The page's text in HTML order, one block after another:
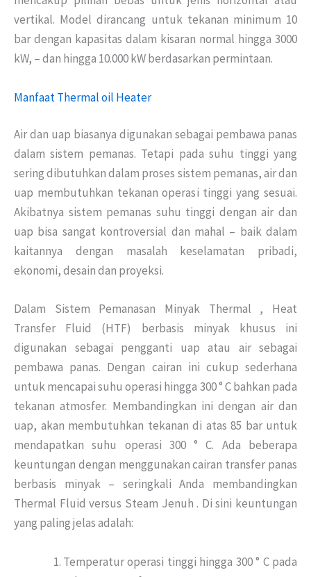
vertikal. Model dirancang untuk tekanan minimum 10
bar dengan kapasitas dalam kisaran normal hingga 3000
kW, – dan hingga 10.000 kW berdasarkan permintaan.
Manfaat Thermal oil Heater
Air dan uap biasanya digunakan sebagai pembawa panas
dalam sistem pemanas. Tetapi pada suhu tinggi yang
sering dibutuhkan dalam proses sistem pemanas, air dan
uap membutuhkan tekanan operasi tinggi yang sesuai.
Akibatnya sistem pemanas suhu tinggi dengan air dan
uap bisa sangat kontroversial dan mahal – baik dalam
kaitannya dengan masalah keselamatan pribadi,
ekonomi, desain dan proyeksi.
Dalam Sistem Pemanasan Minyak Thermal , Heat
Transfer Fluid (HTF) berbasis minyak khusus ini
digunakan sebagai pengganti uap atau air sebagai
pembawa panas. Dengan cairan ini cukup sederhana
untuk mencapai suhu operasi hingga 300 ° C bahkan pada
tekanan atmosfer. Membandingkan ini dengan air dan
uap, akan membutuhkan tekanan di atas 85 bar untuk
mendapatkan suhu operasi 300 ° C. Ada beberapa
keuntungan dengan menggunakan cairan transfer panas
berbasis minyak – seringkali Anda membandingkan
Thermal Fluid versus Steam Jenuh . Di sini keuntungan
yang paling jelas adalah:
Temperatur operasi tinggi hingga 300 ° C pada